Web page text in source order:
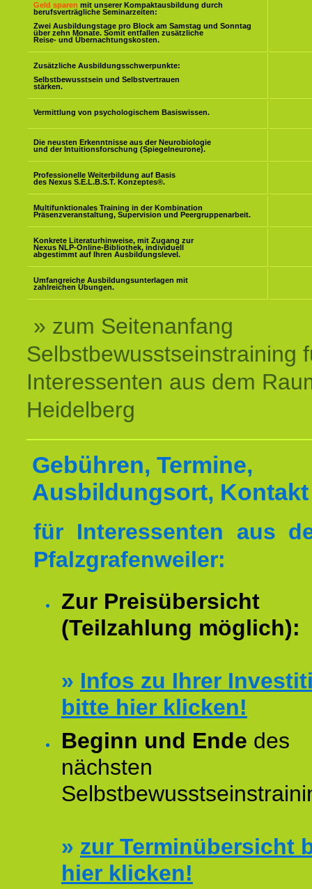
Geld sparen mit unserer Kompaktausbildung durch
berufsverträgliche Seminarzeiten:
Zwei Ausbildungstage pro Block am Samstag und Sonntag
über zehn Monate. Somit entfallen zusätzliche
Reise- und Übernachtungskosten.
Zusätzliche Ausbildungsschwerpunkte:
Selbstbewusstsein und Selbstvertrauen
stärken.
Vermittlung von psychologischem Basiswissen.
Die neusten Erkenntnisse aus der Neurobiologie
und der Intuitionsforschung (Spiegelneurone).
Professionelle Weiterbildung auf Basis
des Nexus S.E.L.B.S.T. Konzeptes®.
Multifunktionales Training in der Kombination
Präsenzveranstaltung, Supervision und Peergruppenarbeit.
Konkrete Literaturhinweise, mit Zugang zur
Nexus NLP-Online-Bibliothek, individuell
abgestimmt auf Ihren Ausbildungslevel.
Umfangreiche Ausbildungsunterlagen mit
zahlreichen Übungen.
» zum Seitenanfang
Selbstbewusstseinstraining
Interessenten aus dem
Heidelberg
Gebühren, Termine,
Ausbildungsort, Kontakt
für Interessenten aus
Pfalzgrafenweiler:
Zur Preisübersicht
(Teilzahlung möglich):
» Infos zu Ihrer
bitte hier klicken!
Beginn und Ende des
nächsten
» zur Terminübersicht
hier klicken!